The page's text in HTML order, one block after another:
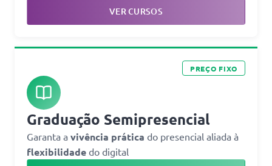
VER CURSOS
PREÇO FIXO
Graduação Semipresencial
Garanta a vivência prática do presencial aliada à
flexibilidade do digital